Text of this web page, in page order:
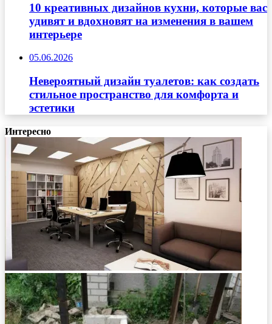
10 креативных дизайнов кухни, которые вас
удивят и вдохновят на изменения в вашем
интерьере
05.06.2026
Невероятный дизайн туалетов: как создать
стильное пространство для комфорта и
эстетики
Интересно